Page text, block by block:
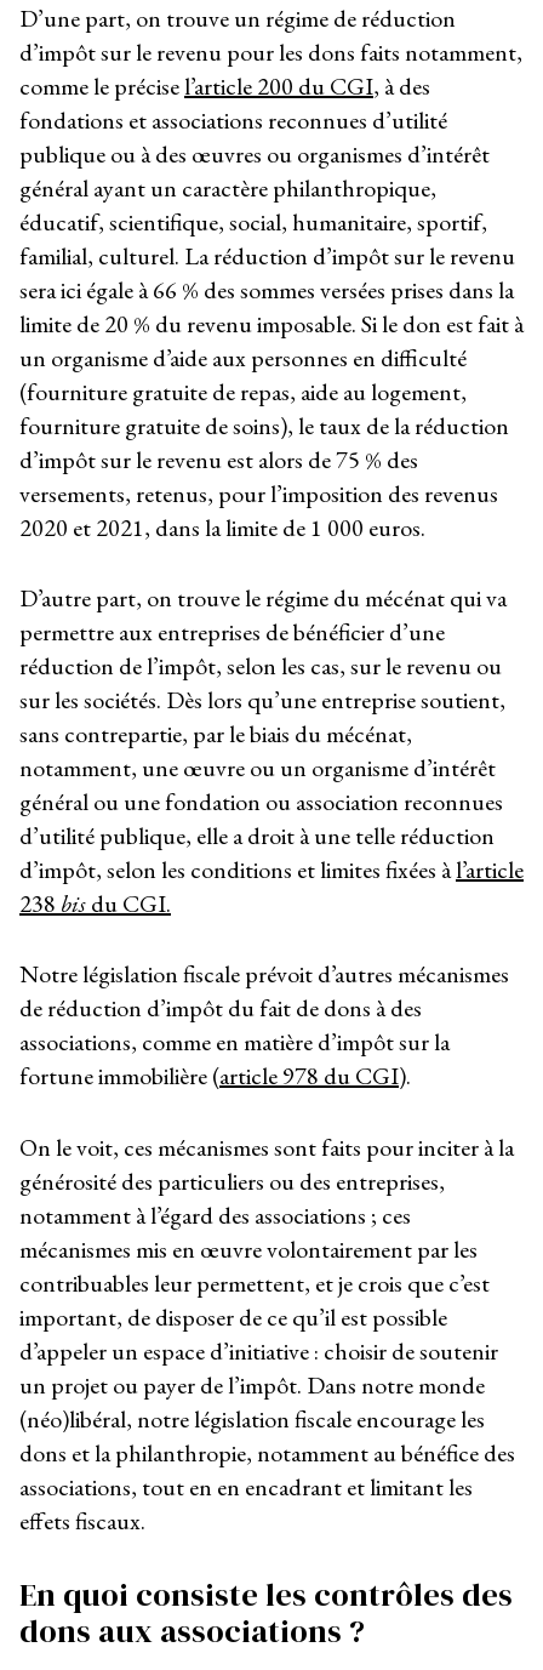
D’une part, on trouve un régime de réduction
d’impôt sur le revenu pour les dons faits notamment,
comme le précisel’article 200 du CGI, à des
fondations et associations reconnues d’utilité
publique ou à des œuvres ou organismes d’intérêt
général ayant un caractère philanthropique,
éducatif, scientifique, social, humanitaire, sportif,
familial, culturel. La réduction d’impôt sur le revenu
sera ici égale à 66 % des sommes versées prises dans la
limite de 20 % du revenu imposable. Si le don est fait à
un organisme d’aide aux personnes en difficulté
(fourniture gratuite de repas, aide au logement,
fourniture gratuite de soins), le taux de la réduction
d’impôt sur le revenu est alors de 75 % des
versements, retenus, pour l’imposition des revenus
2020 et 2021, dans la limite de 1 000 euros.
D’autre part, on trouve le régime du mécénat qui va
permettre aux entreprises de bénéficier d’une
réduction de l’impôt, selon les cas, sur le revenu ou
sur les sociétés. Dès lors qu’une entreprise soutient,
sans contrepartie, par le biais du mécénat,
notamment, une œuvre ou un organisme d’intérêt
général ou une fondation ou association reconnues
d’utilité publique, elle a droit à une telle réduction
d’impôt, selon les conditions et limites fixées àl’article
238 bisdu CGI.
Notre législation fiscale prévoit d’autres mécanismes
de réduction d’impôt du fait de dons à des
associations, comme en matière d’impôt sur la
fortune immobilière (article 978 du CGI).
On le voit, ces mécanismes sont faits pour inciter à la
générosité des particuliers ou des entreprises,
notamment à l’égard des associations ; ces
mécanismes mis en œuvre volontairement par les
contribuables leur permettent, et je crois que c’est
important, de disposer de ce qu’il est possible
d’appeler un espace d’initiative : choisir de soutenir
un projet ou payer de l’impôt. Dans notre monde
(néo)libéral, notre législation fiscale encourage les
dons et la philanthropie, notamment au bénéfice des
associations, tout en en encadrant et limitant les
effets fiscaux.
En quoi consiste les contrôles des
dons aux associations ?